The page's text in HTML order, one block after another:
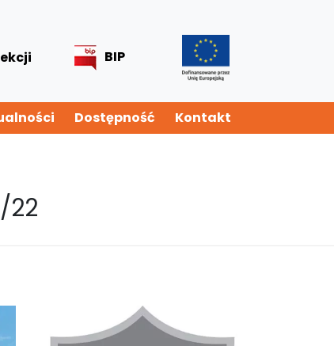
BIP
Dostępność Kontakt
22